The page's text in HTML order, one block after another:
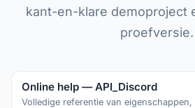
kant-en-klare demoproject
proefversie.
Online help — API_Discord
Volledige referentie van eigenschappen,